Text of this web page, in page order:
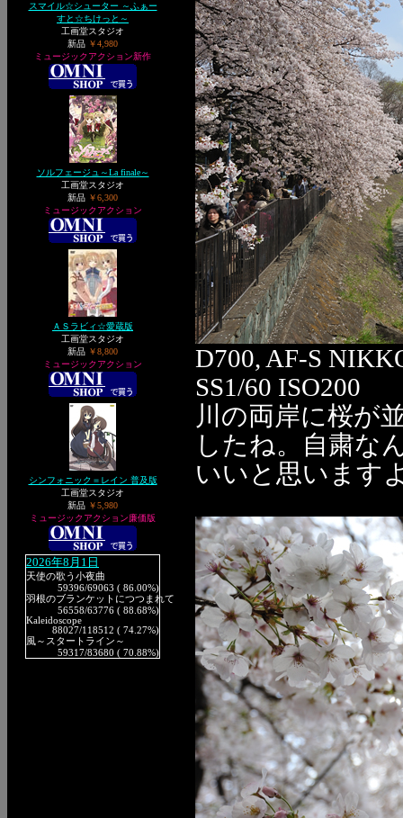
スマイル☆シューター ～ふぁー
すと☆ちけっと～
工画堂スタジオ
新品 ￥4,980
ミュージックアクション新作
ソルフェージュ～La finale～
工画堂スタジオ
新品 ￥6,300
ミュージックアクション
ＡＳラビィ☆愛蔵版
工画堂スタジオ
新品 ￥8,800
ミュージックアクション
シンフォニック＝レイン 普及版
工画堂スタジオ
新品 ￥5,980
ミュージックアクション廉価版
2026年8月1日
天使の歌う小夜曲
59396/69063 ( 86.00%)
羽根のブランケットにつつまれて
56558/63776 ( 88.68%)
Kaleidoscope
88027/118512 ( 74.27%)
風～スタートライン～
59317/83680 ( 70.88%)
D700, AF-S
SS1/60 ISO200
川の両岸に桜が
したね。自粛な
いいと思います